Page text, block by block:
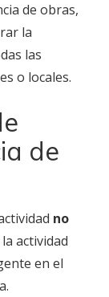
de obras,
la
las
o locales.
de
no
actividad
en el